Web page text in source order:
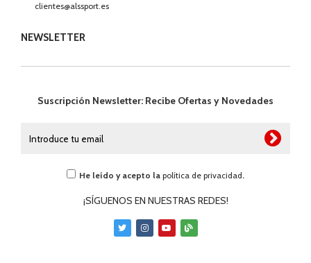
clientes@alssport.es
NEWSLETTER
Suscripción Newsletter: Recibe Ofertas y Novedades
He leído y acepto la política de privacidad.
¡SÍGUENOS EN NUESTRAS REDES!